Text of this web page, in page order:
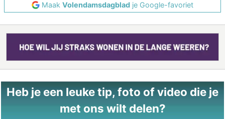
Maak Volendamsdagblad je Google-favoriet
Heb je een leuke tip, foto of video die je
met ons wilt delen?